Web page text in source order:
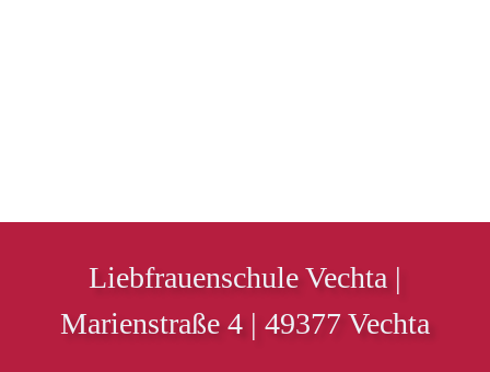
Liebfrauenschule Vechta |
Marienstraße 4 | 49377 Vechta